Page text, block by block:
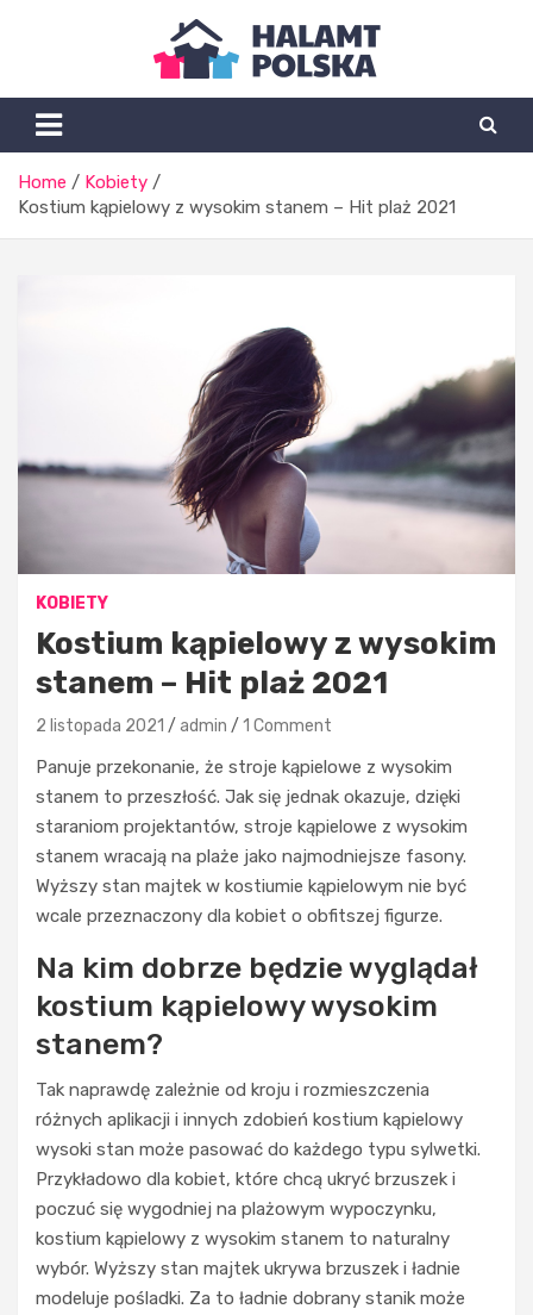
Halamtpolska.pl
Home
Kobiety
Kostium kąpielowy z wysokim stanem – Hit plaż 2021
KOBIETY
Kostium kąpielowy z wysokim
stanem – Hit plaż 2021
2 listopada 2021 admin 1 Comment
Panuje przekonanie, że stroje kąpielowe z wysokim
stanem to przeszłość. Jak się jednak okazuje, dzięki
staraniom projektantów, stroje kąpielowe z wysokim
stanem wracają na plaże jako najmodniejsze fasony.
Wyższy stan majtek w kostiumie kąpielowym nie być
wcale przeznaczony dla kobiet o obfitszej figurze.
Na kim dobrze będzie wyglądał
kostium kąpielowy wysokim
stanem?
Tak naprawdę zależnie od kroju i rozmieszczenia
różnych aplikacji i innych zdobień kostium kąpielowy
wysoki stan może pasować do każdego typu sylwetki.
Przykładowo dla kobiet, które chcą ukryć brzuszek i
poczuć się wygodniej na plażowym wypoczynku,
kostium kąpielowy z wysokim stanem to naturalny
wybór. Wyższy stan majtek ukrywa brzuszek i ładnie
modeluje pośladki. Za to ładnie dobrany stanik może